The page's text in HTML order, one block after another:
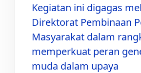
Kegiatan ini digagas
Direktorat Pembinaan
Masyarakat dalam
memperkuat peran
muda dalam upaya